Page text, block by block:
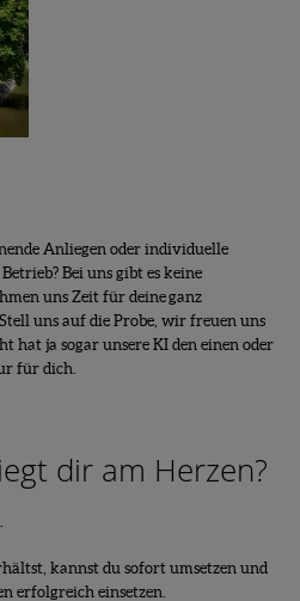
Anliegen oder individuelle
Bei uns gibt es keine
uns Zeit für deine ganz
uns auf die Probe, wir freuen uns
hat ja sogar unsere KI den einen oder
für dich.
dir am Herzen?
kannst du sofort umsetzen und
erfolgreich einsetzen.